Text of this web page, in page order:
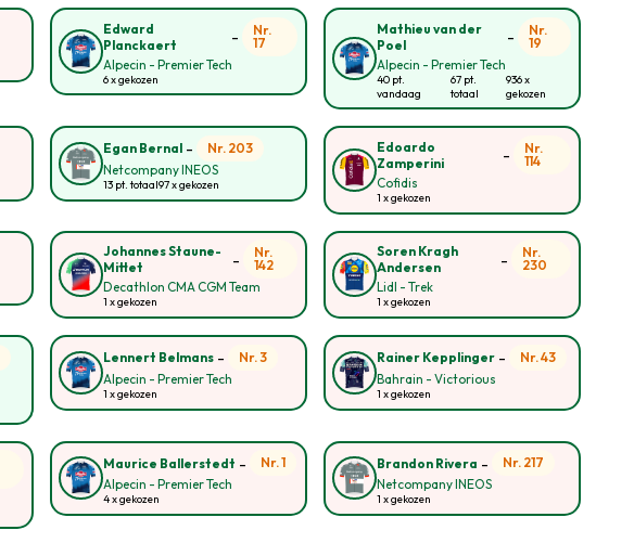
Edward
Planckaert
-
Nr.
17
Alpecin - Premier Tech
6 x gekozen
Mathieu van der
Poel
-
Nr.
19
Alpecin - Premier Tech
40 pt.
vandaag
67 pt.
totaal
936 x
gekozen
Egan Bernal-
Nr. 203
Netcompany INEOS
13 pt. totaal97 x gekozen
Edoardo
Zamperini
-
Nr.
114
Cofidis
1 x gekozen
Johannes Staune-
Mittet
-
Nr.
142
Decathlon CMA CGM Team
1 x gekozen
Soren Kragh
Andersen
-
Nr.
230
Lidl - Trek
1 x gekozen
Lennert Belmans-
Nr. 3
Alpecin - Premier Tech
1 x gekozen
Rainer Kepplinger-
Nr. 43
Bahrain - Victorious
1 x gekozen
Maurice Ballerstedt -
Nr. 1
Alpecin - Premier Tech
4 x gekozen
Brandon Rivera -
Nr. 217
Netcompany INEOS
1 x gekozen